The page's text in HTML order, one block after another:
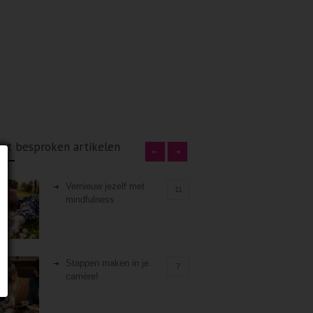
besproken artikelen
Vernieuw jezelf met
mindfulness
Stappen maken in je
carrière!
7